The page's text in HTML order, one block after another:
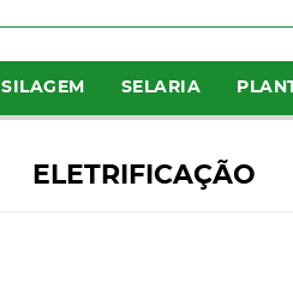
SILAGEM SELARIA
ELETRIFICAÇÃO